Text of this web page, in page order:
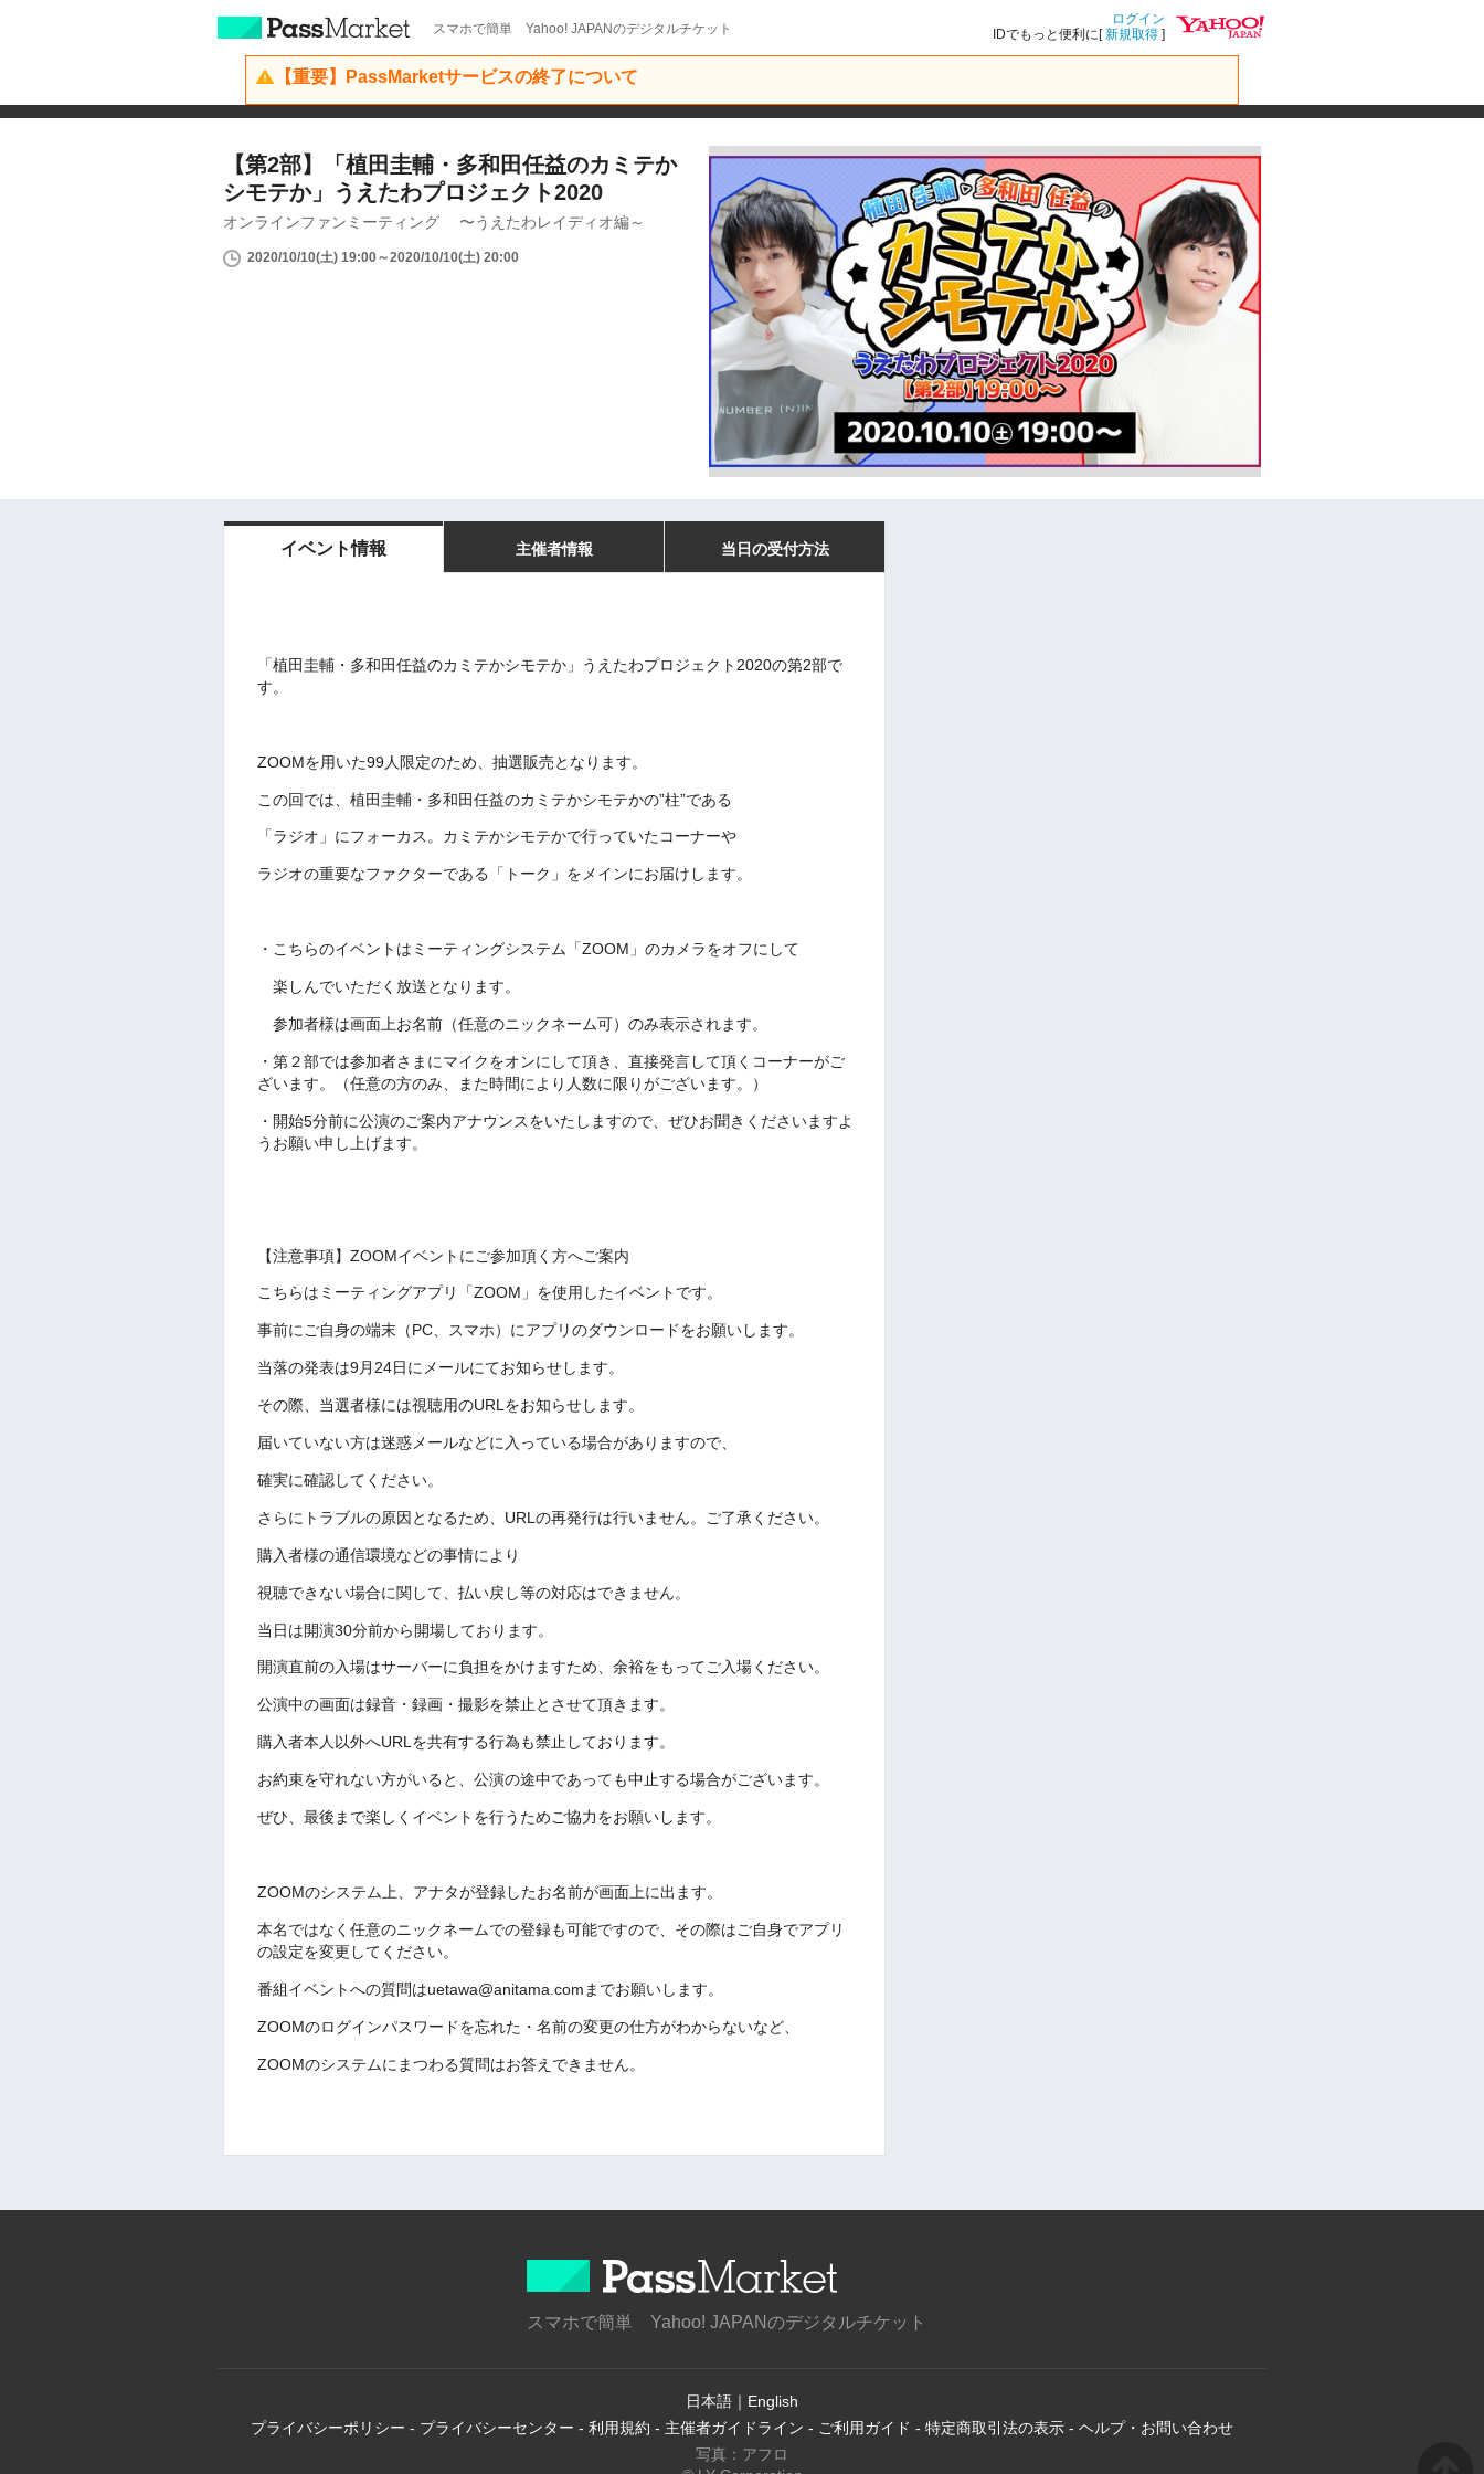
スマホで簡単 Yahoo! JAPANのデジタルチケット
ログイン
IDでもっと便利に[新規取得 ]
【重要】PassMarketサービスの終了について
【第2部】「植田圭輔・多和田任益のカミテか
シモテか」うえたわプロジェクト2020
オンラインファンミーティング 〜うえたわレイディオ編～
2020/10/10(土) 19:00～2020/10/10(土) 20:00
イベント情報 主催者情報 当日の受付方法
「植田圭輔・多和田任益のカミテかシモテか」うえたわプロジェクト2020の第2部で
す。
ZOOMを用いた99人限定のため、抽選販売となります。
この回では、植田圭輔・多和田任益のカミテかシモテかの”柱”である
「ラジオ」にフォーカス。カミテかシモテかで行っていたコーナーや
ラジオの重要なファクターである「トーク」をメインにお届けします。
・こちらのイベントはミーティングシステム「ZOOM」のカメラをオフにして
楽しんでいただく放送となります。
参加者様は画面上お名前（任意のニックネーム可）のみ表示されます。
・第２部では参加者さまにマイクをオンにして頂き、直接発言して頂くコーナーがご
ざいます。（任意の方のみ、また時間により人数に限りがございます。）
・開始5分前に公演のご案内アナウンスをいたしますので、 ぜひお聞きくださいますよ
うお願い申し上げます。
【注意事項】 ZOOMイベントにご参加頂く方へご案内
こちらはミーティングアプリ「ZOOM」を使用したイベントです。
事前にご自身の端末（PC、スマホ）にアプリのダウンロードをお願いします。
当落の発表は9月24日にメールにてお知らせします。
その際、当選者様には視聴用のURLをお知らせします。
届いていない方は迷惑メールなどに入っている場合がありますので、
確実に確認してください。
さらにトラブルの原因となるため、URLの再発行は行いません。ご了承ください。
購入者様の通信環境などの事情により
視聴できない場合に関して、払い戻し等の対応はできません。
当日は開演30分前から開場しております。
開演直前の入場はサーバーに負担をかけますため、余裕をもってご入場ください。
公演中の画面は録音・録画・撮影を禁止とさせて頂きます。
購入者本人以外へURLを共有する行為も禁止しております。
お約束を守れない方がいると、公演の途中であっても中止する場合がございます。
ぜひ、最後まで楽しくイベントを行うためご協力をお願いします。
ZOOMのシステム上、アナタが登録したお名前が画面上に出ます。
本名ではなく任意のニックネームでの登録も可能ですので、その際はご自身でアプリ
の設定を変更してください。
番組イベントへの質問はuetawa@anitama.comまでお願いします。
ZOOMのログインパスワードを忘れた・名前の変更の仕方がわからないなど、
ZOOMのシステムにまつわる質問はお答えできません。
スマホで簡単 Yahoo! JAPANのデジタルチケット
日本語 ｜ English
プライバシーポリシー - プライバシーセンター - 利用規約 - 主催者ガイドライン - ご利用ガイド - 特定商取引法の表示 - ヘルプ・お問い合わせ
写真：アフロ